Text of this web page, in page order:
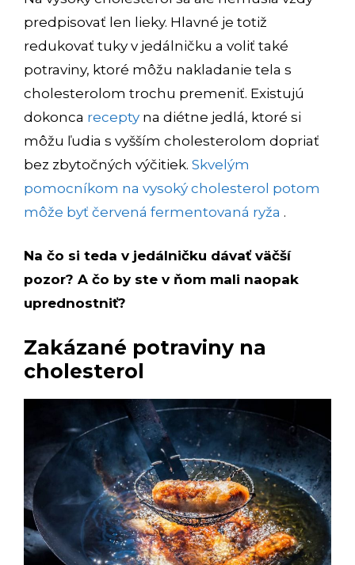
predpisovať len lieky. Hlavné je totiž
redukovať tuky v jedálničku a voliť také
potraviny, ktoré môžu nakladanie tela s
cholesterolom trochu premeniť. Existujú
dokonca recepty na diétne jedlá, ktoré si
môžu ľudia s vyšším cholesterolom dopriať
bez zbytočných výčitiek. Skvelým
pomocníkom na vysoký cholesterol potom
môže byť červená fermentovaná ryža .
Na čo si teda v jedálničku dávať väčší
pozor? A čo by ste v ňom mali naopak
uprednostniť?
Zakázané potraviny na
cholesterol